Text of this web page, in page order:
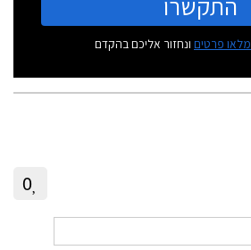
מלאו פרטים ונחזור אליכם בהקדם
0